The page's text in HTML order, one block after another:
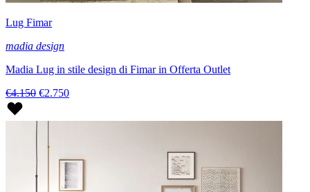
Lug Fimar
madia design
Madia Lug in stile design di Fimar in Offerta Outlet
€4.150 €2.750